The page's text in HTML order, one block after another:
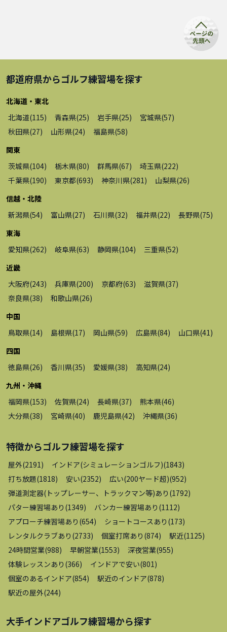
都道府県からゴルフ練習場を探す
北海道・東北
北海道(115) 青森県(25) 岩手県(25) 宮城県(57)
秋田県(27) 山形県(24) 福島県(58)
関東
茨城県(104) 栃木県(80) 群馬県(67) 埼玉県(222)
千葉県(190) 東京都(693) 神奈川県(281) 山梨県(26)
信越・北陸
新潟県(54) 富山県(27) 石川県(32) 福井県(22) 長野県(75)
東海
愛知県(262) 岐阜県(63) 静岡県(104) 三重県(52)
近畿
大阪府(243) 兵庫県(200) 京都府(63) 滋賀県(37)
奈良県(38) 和歌山県(26)
中国
鳥取県(14) 島根県(17) 岡山県(59) 広島県(84) 山口県(41)
四国
徳島県(26) 香川県(35) 愛媛県(38) 高知県(24)
九州・沖縄
福岡県(153) 佐賀県(24) 長崎県(37) 熊本県(46)
大分県(38) 宮崎県(40) 鹿児島県(42) 沖縄県(36)
特徴からゴルフ練習場を探す
屋外(2191) インドア(シミュレーションゴルフ)(1843)
打ち放題(1818) 安い(2352) 広い(200ヤード超)(952)
弾道測定器(トップレーサー、トラックマン等)あり (1792)
パター練習場あり (1349) バンカー練習場あり (1112)
アプローチ練習場あり (654) ショートコースあり (173)
レンタルクラブあり (2733) 個室打席あり (874) 駅近(1125)
24時間営業(988) 早朝営業(1553) 深夜営業(955)
体験レッスンあり (366) インドアで安い(801)
個室のあるインドア(854) 駅近のインドア(878)
駅近の屋外(244)
大手インドアゴルフ練習場から探す